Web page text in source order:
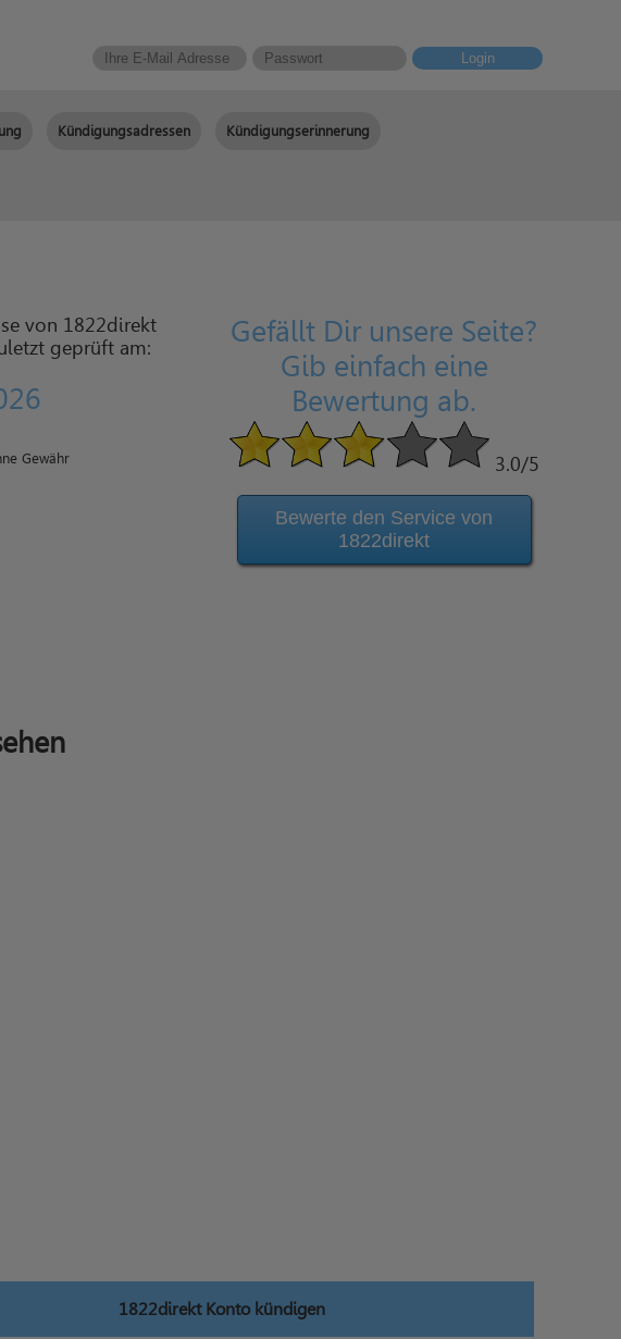
Login
Kündigungsadressen Kündigungserinnerung
von 1822direkt
geprüft am:
Gewähr
Gefällt Dir unsere Seite?
Gib einfach eine
Bewertung ab.
3.0/5
Bewerte den Service von
1822direkt
1822direkt Konto kündigen